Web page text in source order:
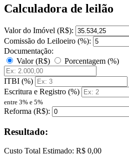
Calculadora de leilão
Valor do Imóvel (R$):
Comissão do Leiloeiro (%):
Documentação:
Valor (R$)
Porcentagem (%)
ITBI (%)
Escritura e Registro (%)
entre 3% e 5%
Reforma (R$):
Resultado:
Custo Total Estimado: R$ 0,00